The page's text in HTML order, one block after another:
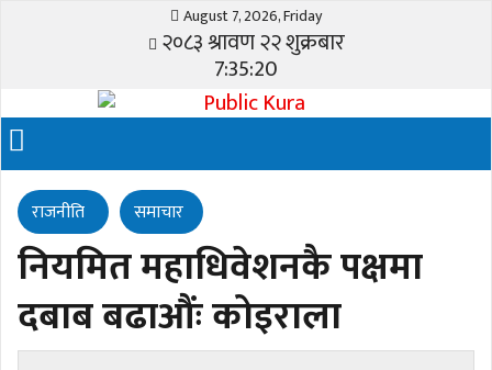
August 7, 2026, Friday
२०८३ श्रावण २२ शुक्रबार
7:35:20
राजनीति समाचार
नियमित महाधिवेशनकै पक्षमा
दबाब बढाऔंः कोइराला